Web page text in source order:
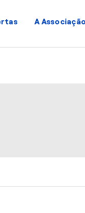
A Associação